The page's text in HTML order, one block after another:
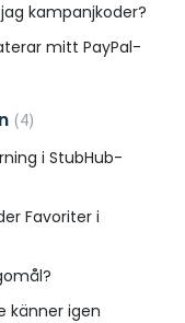
kampanjkoder?
mitt PayPal-
4
i StubHub-
Favoriter i
känner igen